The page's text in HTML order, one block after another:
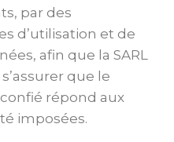
par des
d’utilisation et de
afin que la SARL
s’assurer que le
répond aux
imposées.